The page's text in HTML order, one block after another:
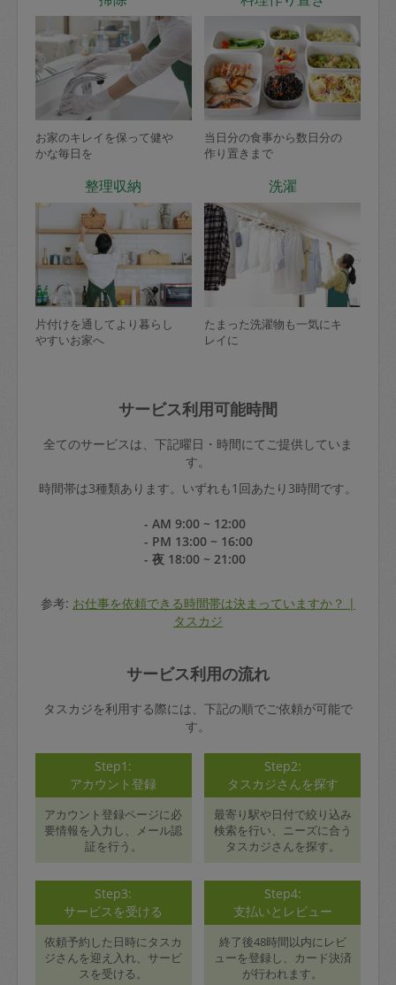
お家のキレイを保って健や
かな毎日を
当日分の食事から数日分の
作り置きまで
整理収納
片付けを通してより暮らし
やすいお家へ
洗濯
たまった洗濯物も一気にキ
レイに
サービス利用可能時間
全てのサービスは、下記曜日・時間にてご提供していま
す。
時間帯は3種類あります。いずれも1回あたり3時間です。
- AM 9:00 ~ 12:00
- PM 13:00 ~ 16:00
- 夜 18:00 ~ 21:00
参考: お仕事を依頼できる時間帯は決まっていますか？ |
タスカジ
サービス利用の流れ
タスカジを利用する際には、下記の順でご依頼が可能で
す。
Step1:
アカウント登録
アカウント登録ページに必
要情報を入力し、メール認
証を行う。
Step2:
タスカジさんを探す
最寄り駅や日付で絞り込み
検索を行い、ニーズに合う
タスカジさんを探す。
Step3:
サービスを受ける
依頼予約した日時にタスカ
ジさんを迎え入れ、サービ
スを受ける。
Step4:
支払いとレビュー
終了後48時間以内にレビ
ューを登録し、カード決済
が行われます。